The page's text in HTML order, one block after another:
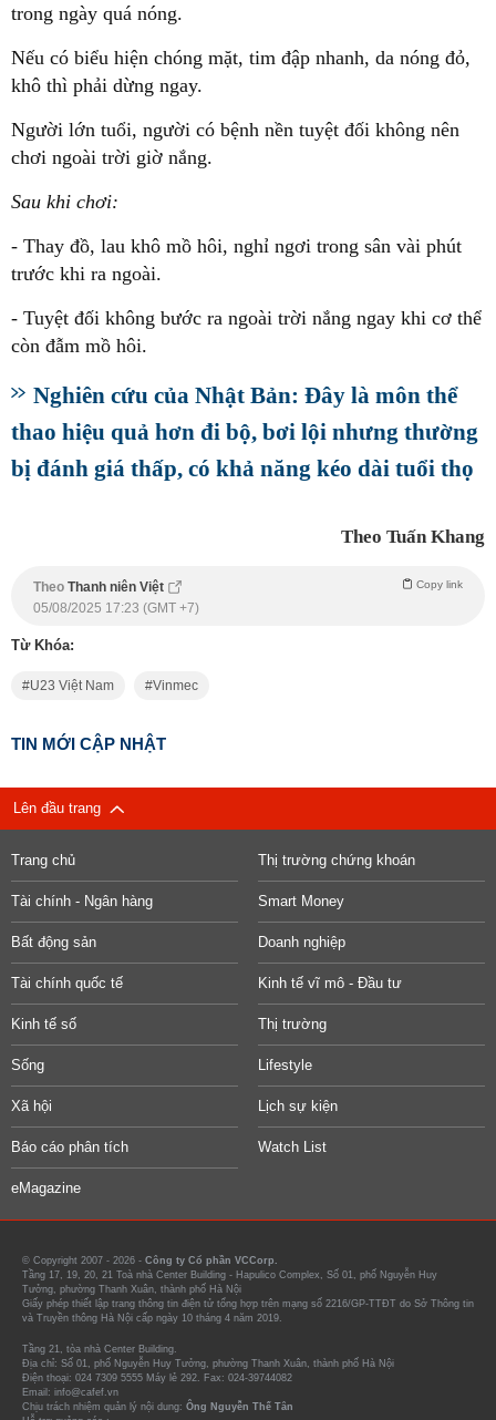
trong ngày quá nóng.
Nếu có biểu hiện chóng mặt, tim đập nhanh, da nóng đỏ,
khô thì phải dừng ngay.
Người lớn tuổi, người có bệnh nền tuyệt đối không nên
chơi ngoài trời giờ nắng.
Sau khi chơi:
- Thay đồ, lau khô mồ hôi, nghỉ ngơi trong sân vài phút
trước khi ra ngoài.
- Tuyệt đối không bước ra ngoài trời nắng ngay khi cơ thể
còn đẫm mồ hôi.
Nghiên cứu của Nhật Bản: Đây là môn thể
thao hiệu quả hơn đi bộ, bơi lội nhưng thường
bị đánh giá thấp, có khả năng kéo dài tuổi thọ
Theo Tuấn Khang
Theo Thanh niên Việt Copy link
05/08/2025 17:23 (GMT +7)
Từ Khóa:
U23 Việt Nam Vinmec
TIN MỚI CẬP NHẬT
Lên đầu trang
Trang chủ Thị trường chứng khoán
Tài chính - Ngân hàng Smart Money
Bất động sản Doanh nghiệp
Tài chính quốc tế Kinh tế vĩ mô - Đầu tư
Kinh tế số Thị trường
Sống Lifestyle
Xã hội Lịch sự kiện
Báo cáo phân tích Watch List
eMagazine
© Copyright 2007 - 2026 - Công ty Cổ phần VCCorp.
Tầng 17, 19, 20, 21 Toà nhà Center Building - Hapulico Complex, Số 01, phố Nguyễn Huy
Tưởng, phường Thanh Xuân, thành phố Hà Nội
Giấy phép thiết lập trang thông tin điện tử tổng hợp trên mạng số 2216/GP-TTĐT do Sở Thông tin
và Truyền thông Hà Nội cấp ngày 10 tháng 4 năm 2019.
Tầng 21, tòa nhà Center Building.
Địa chỉ: Số 01, phố Nguyễn Huy Tưởng, phường Thanh Xuân, thành phố Hà Nội
Điện thoại: 024 7309 5555 Máy lẻ 292. Fax: 024-39744082
Email: info@cafef.vn
Chịu trách nhiệm quản lý nội dung: Ông Nguyễn Thế Tân